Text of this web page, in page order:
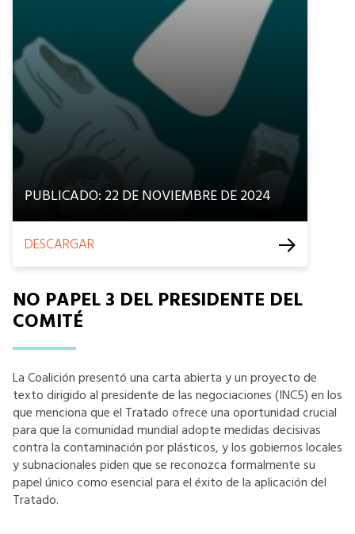
PUBLICADO: 22 DE NOVIEMBRE DE 2024
DESCARGAR
NO PAPEL 3 DEL PRESIDENTE DEL
COMITÉ
La Coalición presentó una carta abierta y un proyecto de
texto dirigido al presidente de las negociaciones (INC5) en los
que menciona que el Tratado ofrece una oportunidad crucial
para que la comunidad mundial adopte medidas decisivas
contra la contaminación por plásticos, y los gobiernos locales
y subnacionales piden que se reconozca formalmente su
papel único como esencial para el éxito de la aplicación del
Tratado.